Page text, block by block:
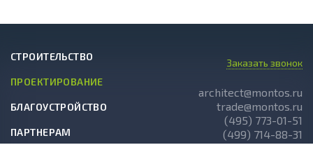
СТРОИТЕЛЬСТВО
ПРОЕКТИРОВАНИЕ
БЛАГОУСТРОЙСТВО
ПАРТНЕРАМ
Заказать звонок
architect@montos.ru
trade@montos.ru
(495) 773-01-51
(499) 714-88-31